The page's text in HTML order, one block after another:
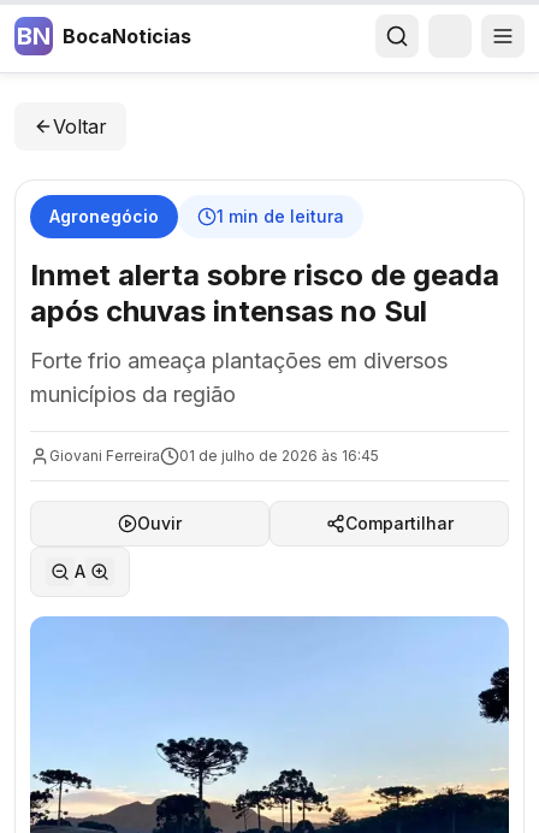
BN BocaNoticias
Voltar
Agronegócio 1 min de leitura
Inmet alerta sobre risco de geada
após chuvas intensas no Sul
Forte frio ameaça plantações em diversos
municípios da região
Giovani Ferreira 01 de julho de 2026 às 16:45
Ouvir Compartilhar
A